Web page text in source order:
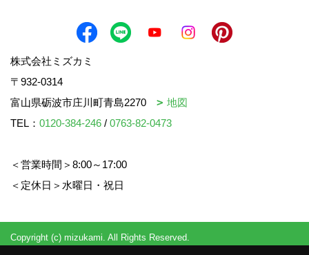
株式会社ミズカミ
〒932-0314
富山県砺波市庄川町青島2270
地図
TEL： 0120-384-246 / 0763-82-0473
＜営業時間＞8:00～17:00
＜定休日＞水曜日・祝日
Copyright (c) mizukami. All Rights Reserved.